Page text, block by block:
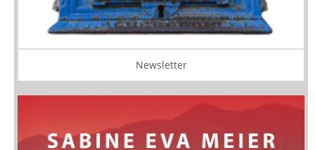
Newsletter